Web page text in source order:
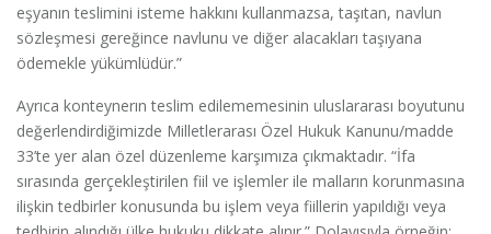
eşyanın teslimini isteme hakkını kullanmazsa, taşıtan, navlun
sözleşmesi gereğince navlunu ve diğer alacakları taşıyana
ödemekle yükümlüdür.”
Ayrıca konteynerın teslim edilememesinin uluslararası boyutunu
değerlendirdiğimizde Milletlerarası Özel Hukuk Kanunu/madde
33’te yer alan özel düzenleme karşımıza çıkmaktadır. “İfa
sırasında gerçekleştirilen fiil ve işlemler ile malların korunmasına
ilişkin tedbirler konusunda bu işlem veya fiillerin yapıldığı veya